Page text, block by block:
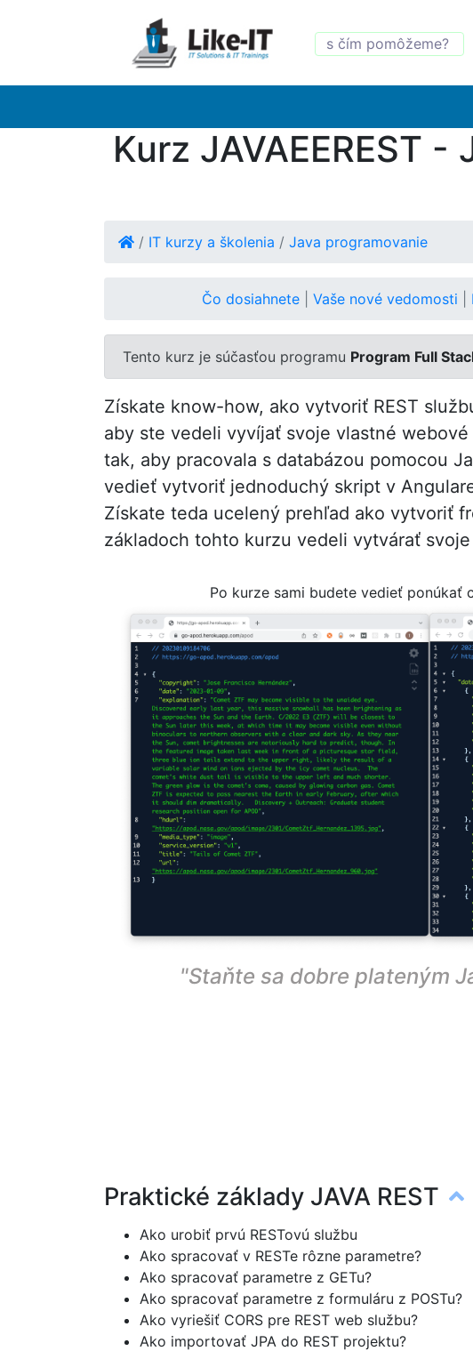
Kurz JAVAEEREST
/ IT kurzy a školenia / Java programovanie
Čo dosiahnete Vaše nové vedomosti
Tento kurz je súčasťou programu Program Full
Získate know-how, ako vytvoriť REST
aby ste vedeli vyvíjať svoje vlastné
tak, aby pracovala s databázou pomocou
vedieť vytvoriť jednoduchý skript v
Získate teda ucelený prehľad ako vytvoriť
základoch tohto kurzu vedeli vytvárať
Po kurze sami budete vedieť ponúkať
"Staňte sa dobre plateným
Praktické základy JAVA REST
Ako urobiť prvú RESTovú službu
Ako spracovať v RESTe rôzne parametre?
Ako spracovať parametre z GETu?
Ako spracovať parametre z formuláru z POSTu?
Ako vyriešiť CORS pre REST web službu?
Ako importovať JPA do REST projektu?